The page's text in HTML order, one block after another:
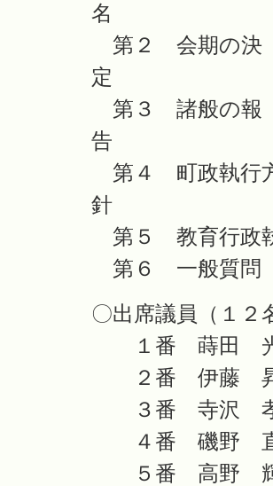
第２ 会期の決
第３ 諸般の報
第４ 町政執行
第５ 教育行政
第６ 一般質問
〇出席議員（１２
１番 蒔田
２番 伊藤
３番 寺沢
４番 磯野
５番 高野